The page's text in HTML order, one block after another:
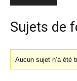
Sujets de
Aucun sujet n’a été